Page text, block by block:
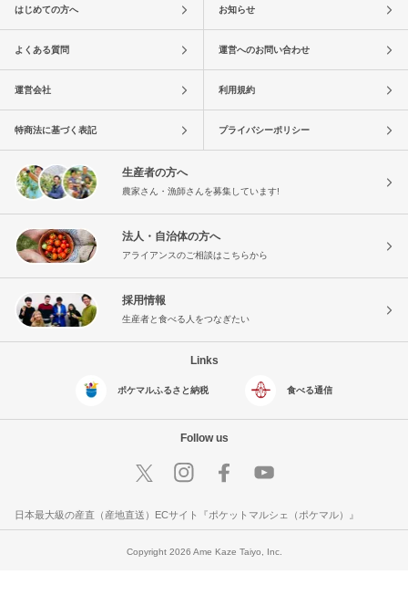
はじめての方へ お知らせ
よくある質問 運営へのお問い合わせ
運営会社 利用規約
特商法に基づく表記 プライバシーポリシー
生産者の方へ
農家さん・漁師さんを募集しています!
法人・自治体の方へ
アライアンスのご相談はこちらから
採用情報
生産者と食べる人をつなぎたい
Links
ポケマルふるさと納税 食べる通信
Follow us
日本最大級の産直（産地直送）ECサイト『ポケットマルシェ（ポケマル）』
Copyright 2026 Ame Kaze Taiyo, Inc.